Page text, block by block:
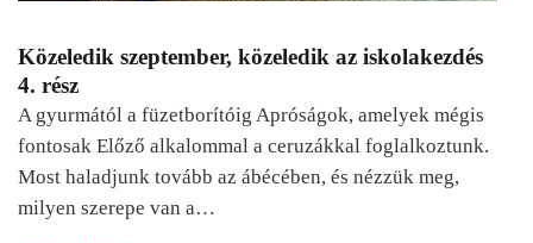
Közeledik szeptember, közeledik az iskolakezdés
4. rész
A gyurmától a füzetborítóig Apróságok, amelyek mégis
fontosak Előző alkalommal a ceruzákkal foglalkoztunk.
Most haladjunk tovább az ábécében, és nézzük meg,
milyen szerepe van a…